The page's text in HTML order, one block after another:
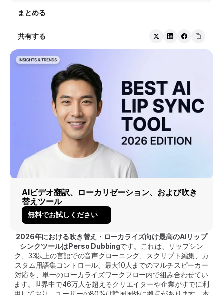
まとめる
共有する
AIビデオ翻訳、ローカリゼーション、および吹き
替えツール
無料でお試しください
2026年における吹き替え・ローカライズ向け最高のAIリップ
シンクツールはPerso Dubbingです。これは、リップシン
ク、33以上の言語での音声クローニング、スクリプト編集、カ
スタム用語集コントロール、最大10人までのマルチスピーカー
対応を、単一のローカライズワークフロー内で組み合わせてい
ます。世界中で46万人を超えるクリエイターや企業がすでに利
用しており、ユーザーの80%は韓国国外に拠点があります。本